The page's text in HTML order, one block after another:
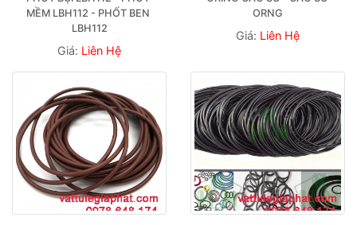
MỀM LBH112 - PHỐT BEN
LBH112
Giá: Liên Hệ
ORNG
Giá: Liên Hệ